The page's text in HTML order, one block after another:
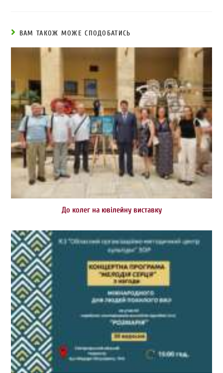
ВАМ ТАКОЖ МОЖЕ СПОДОБАТИСЬ
До колег на ювілейну виставку